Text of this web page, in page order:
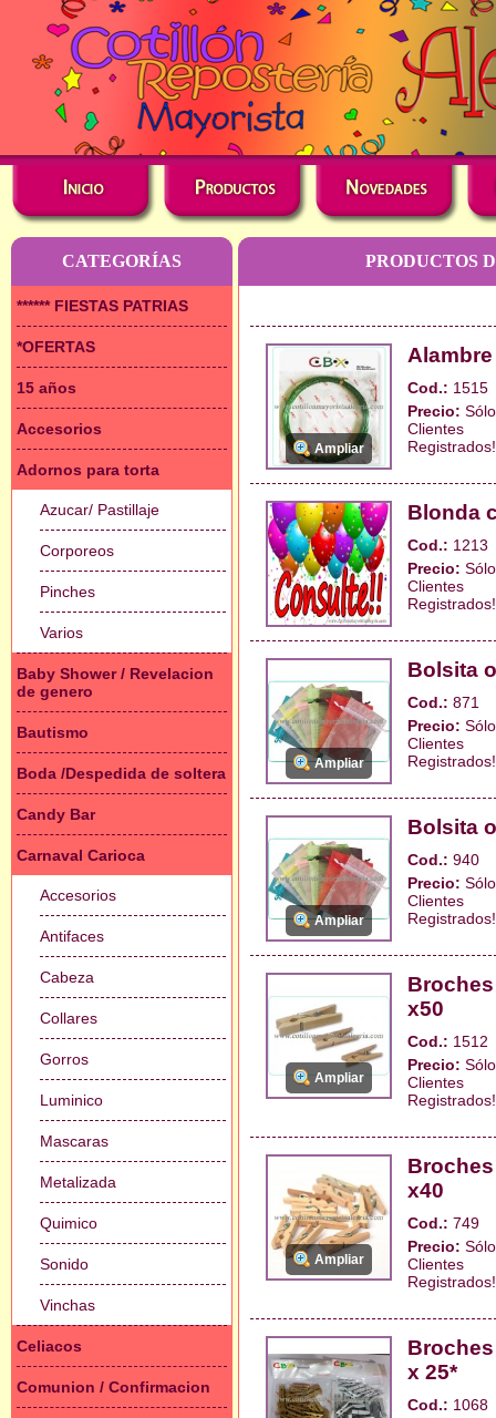
CATEGORÍAS
****** FIESTAS PATRIAS
*OFERTAS
15 años
Accesorios
Adornos para torta
Azucar/ Pastillaje
Corporeos
Pinches
Varios
Baby Shower / Revelacion
de genero
Bautismo
Boda /Despedida de soltera
Candy Bar
Carnaval Carioca
Accesorios
Antifaces
Cabeza
Collares
Gorros
Luminico
Mascaras
Metalizada
Quimico
Sonido
Vinchas
Celiacos
Comunion / Confirmacion
PRODUCTOS
Ampliar
Cod.: 1515
Precio:
Clientes
Registrados!
Blonda
Cod.: 1213
Precio:
Clientes
Registrados!
Ampliar
Bolsita
Cod.: 871
Precio:
Clientes
Registrados!
Ampliar
Bolsita
Cod.: 940
Precio:
Clientes
Registrados!
Ampliar
Broches
x50
Cod.: 1512
Precio:
Clientes
Registrados!
Ampliar
Broches
x40
Cod.: 749
Precio:
Clientes
Registrados!
Broches
x 25*
Cod.: 1068